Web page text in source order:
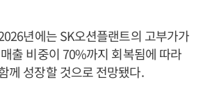
년에는 SK오션플랜트의 고부가가
출 비중이 70%까지 회복됨에 따라
께 성장할 것으로 전망됐다.